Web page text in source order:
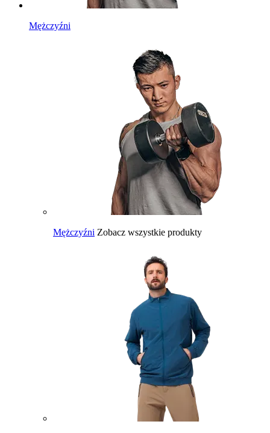
Mężczyźni
Mężczyźni Zobacz wszystkie produkty